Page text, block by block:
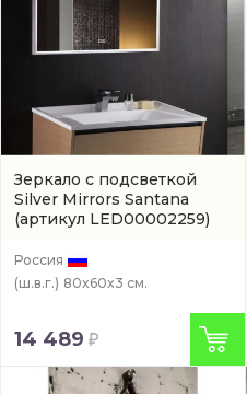
Зеркало с подсветкой
Silver Mirrors Santana
(артикул LED00002259)
Россия
(ш.в.г.) 80x60x3 см.
14 489